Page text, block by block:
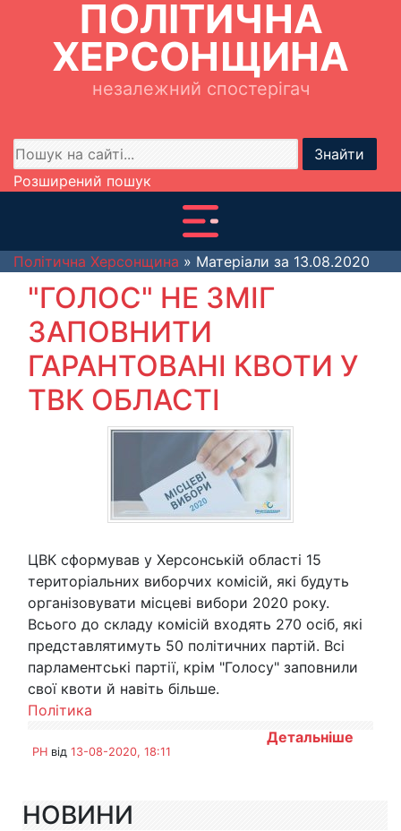
ПОЛІТИЧНА
ХЕРСОНЩИНА
незалежний спостерігач
Знайти
Розширений пошук
Політична Херсонщина » Матеріали за 13.08.2020
"ГОЛОС" НЕ ЗМІГ
ЗАПОВНИТИ
ГАРАНТОВАНІ КВОТИ У
ТВК ОБЛАСТІ
ЦВК сформував у Херсонській області 15
територіальних виборчих комісій, які будуть
організовувати місцеві вибори 2020 року.
Всього до складу комісій входять 270 осіб, які
представлятимуть 50 політичних партій. Всі
парламентські партії, крім "Голосу" заповнили
свої квоти й навіть більше.
Політика
Детальніше
PH від 13-08-2020, 18:11
НОВИНИ